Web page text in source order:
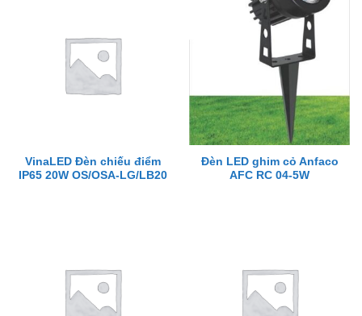
VinaLED Đèn chiếu điểm
IP65 20W OS/OSA-LG/LB20
Đèn LED ghim cỏ Anfaco
AFC RC 04-5W